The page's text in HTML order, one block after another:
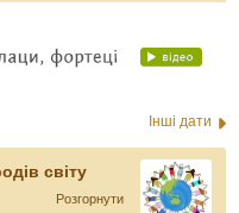
Інші дати
світу
Розгорнути